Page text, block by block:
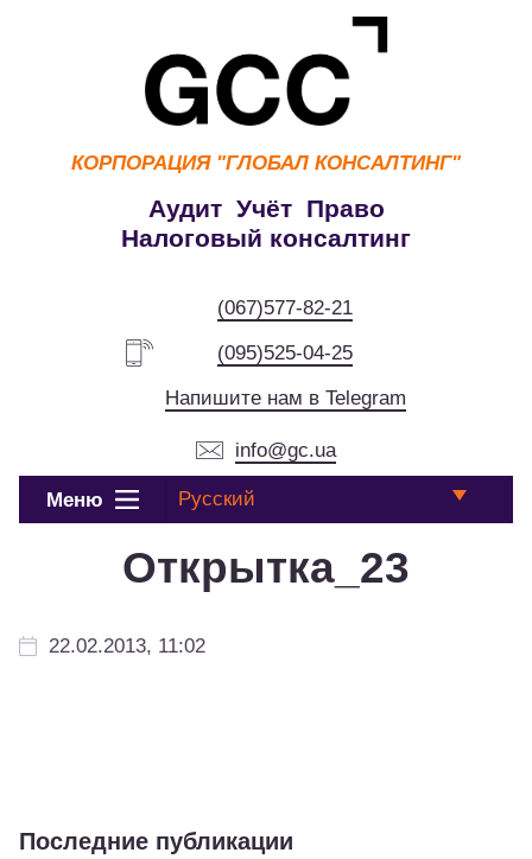
КОРПОРАЦИЯ "ГЛОБАЛ КОНСАЛТИНГ"
Аудит Учёт Право
Налоговый консалтинг
(067)577-82-21
(095)525-04-25
Напишите нам в Telegram
info@gc.ua
Меню Русский
Открытка_23
22.02.2013, 11:02
Последние публикации